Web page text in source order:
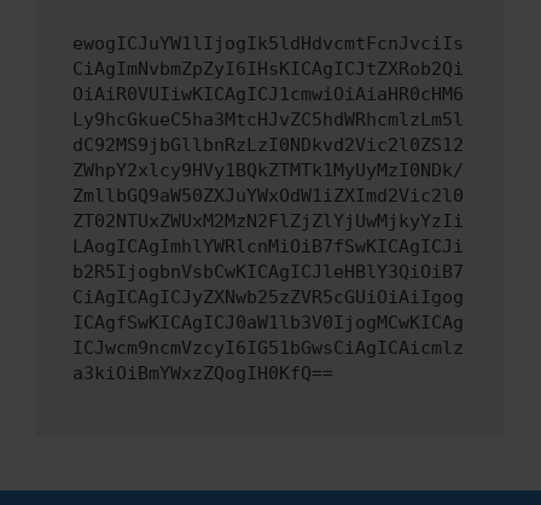
ewogICJuYW1lIjogIk5ldHdvcmtFcnJvciIs
CiAgImNvbmZpZyI6IHsKICAgICJtZXRob2Qi
OiAiR0VUIiwKICAgICJ1cmwiOiAiaHR0cHM6
Ly9hcGkueC5ha3MtcHJvZC5hdWRhcmlzLm5l
dC92MS9jbGllbnRzLzI0NDkvd2Vic2l0ZS12
ZWhpY2xlcy9HVy1BQkZTMTk1MyUyMzI0NDk/
ZmllbGQ9aW50ZXJuYWxOdW1iZXImd2Vic2l0
ZT02NTUxZWUxM2MzN2FlZjZlYjUwMjkyYzIi
LAogICAgImhlYWRlcnMiOiB7fSwKICAgICJi
b2R5IjogbnVsbCwKICAgICJleHBlY3QiOiB7
CiAgICAgICJyZXNwb25zZVR5cGUiOiAiIgog
ICAgfSwKICAgICJ0aW1lb3V0IjogMCwKICAg
ICJwcm9ncmVzcyI6IG51bGwsCiAgICAicmlz
a3kiOiBmYWxzZQogIH0KfQ==